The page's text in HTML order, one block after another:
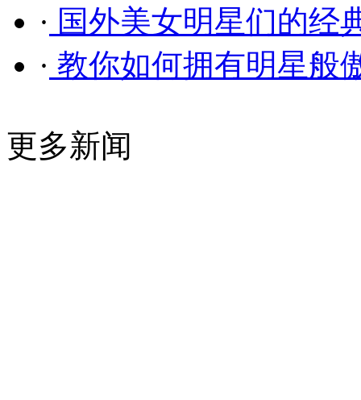
· 国外美女明星们的经
· 教你如何拥有明星般
更多新闻